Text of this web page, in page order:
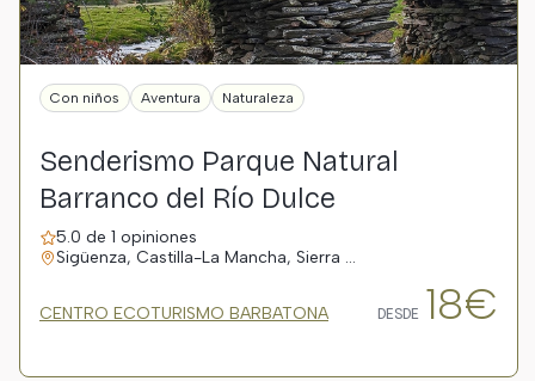
Con niños Aventura Naturaleza
Senderismo Parque Natural
Barranco del Río Dulce
5.0 de 1 opiniones
Sigüenza, Castilla-La Mancha, Sierra …
CENTRO ECOTURISMO BARBATONA DESDE 18€